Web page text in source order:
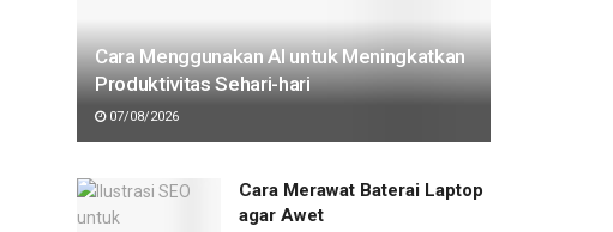
Cara Menggunakan AI untuk Meningkatkan
Produktivitas Sehari-hari
07/08/2026
Cara Merawat Baterai Laptop
agar Awet